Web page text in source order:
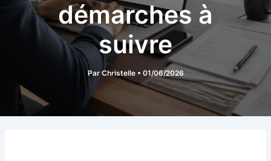
démarches à
suivre
Par Christelle • 01/06/2026